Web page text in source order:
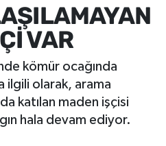
VAR
kömür ocağında
ilgili olarak, arama
katılan maden işçisi
hala devam ediyor.